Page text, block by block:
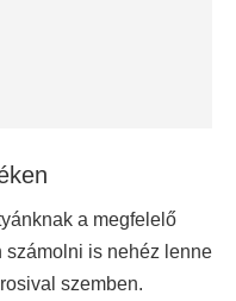
a megfelelő
számolni is nehéz lenne
szemben.